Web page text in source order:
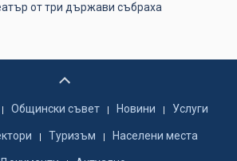
от три държави събраха
Общински съвет Новини Услуги
Туризъм Населени места